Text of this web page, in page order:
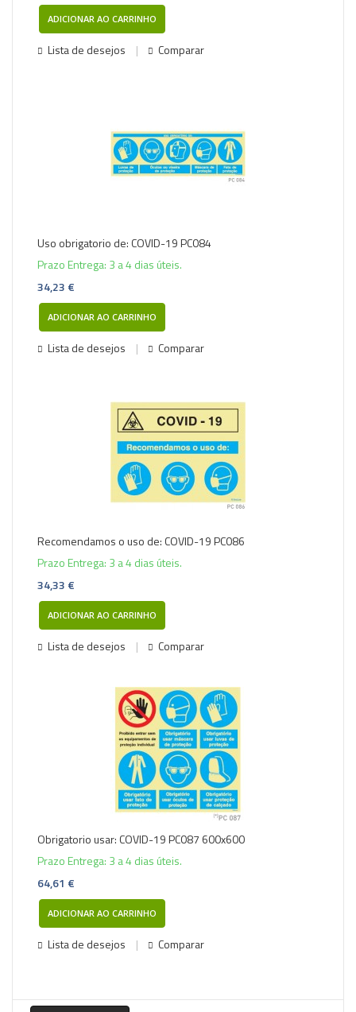
ADICIONAR AO CARRINHO
Lista de desejos Comparar
Uso obrigatorio de: COVID-19 PC084
Prazo Entrega: 3 a 4 dias úteis.
34,23 €
ADICIONAR AO CARRINHO
Lista de desejos Comparar
Recomendamos o uso de: COVID-19 PC086
Prazo Entrega: 3 a 4 dias úteis.
34,33 €
ADICIONAR AO CARRINHO
Lista de desejos Comparar
Obrigatorio usar: COVID-19 PC087 600x600
Prazo Entrega: 3 a 4 dias úteis.
64,61 €
ADICIONAR AO CARRINHO
Lista de desejos Comparar